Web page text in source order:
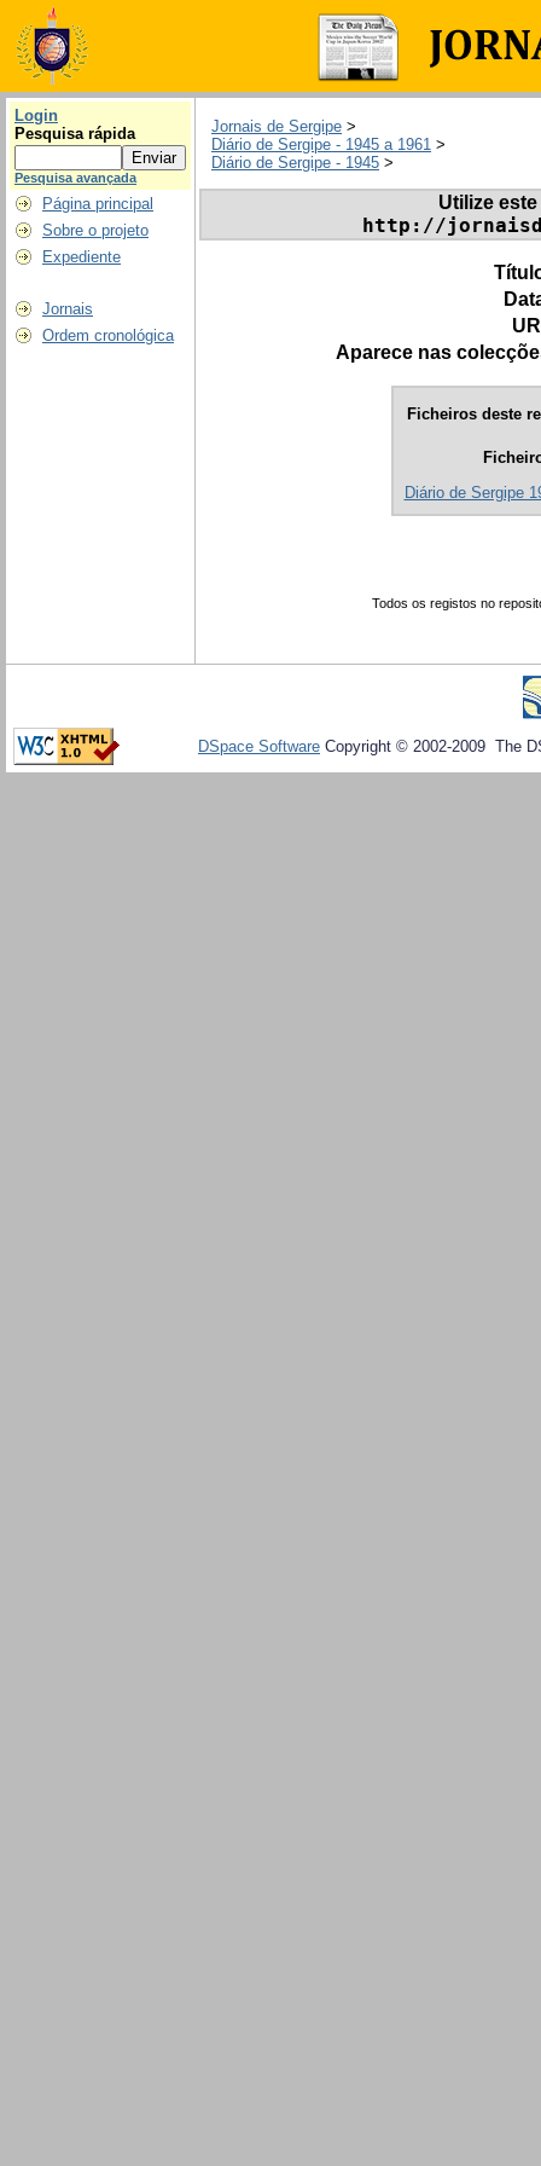
Login
Pesquisa rápida
Pesquisa avançada
Página principal
Sobre o projeto
Expediente
Jornais
Ordem cronológica
Jornais de Sergipe >
Diário de Sergipe - 1945 a 1961 >
Diário de Sergipe - 1945 >
Utilize
http://
Aparece nas
Ficheiros deste
Diário de Sergipe
Todos os registos no
DSpace Software Copyright © 2002-2009 The